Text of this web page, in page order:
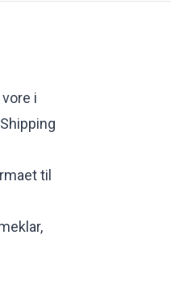
i
til